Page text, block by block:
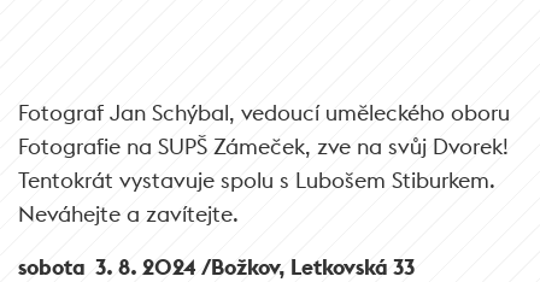
Fotograf Jan Schýbal, vedoucí uměleckého oboru
Fotografie na SUPŠ Zámeček, zve na svůj Dvorek!
Tentokrát vystavuje spolu s Lubošem Stiburkem.
Neváhejte a zavítejte.
sobota 3. 8. 2024 /Božkov, Letkovská 33